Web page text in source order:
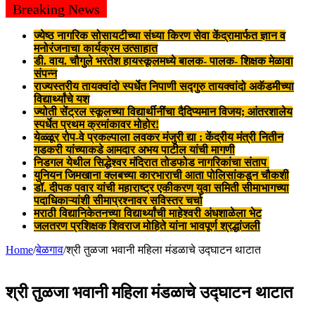
Breaking News
ज्येष्ठ नागरिक सोसायटीच्या संध्या किरण सेवा केंद्रामार्फत ज्ञान व
मनोरंजनाचा कार्यक्रम उत्साहात
डी. वाय. चौगुले भरतेश हायस्कूलमध्ये बालक- पालक- शिक्षक मेळावा
संपन्न
राज्यस्तरीय तायक्वांदो स्पर्धेत निपाणी सद्गुरु तायक्वांदो अकॅडमीच्या
विद्यार्थ्यांचे यश
ज्योती सेंट्रल स्कूलच्या विद्यार्थीनींचा दैदिप्यमान विजय; आंतरशालेय
स्पर्धेत प्रथम क्रमांकावर मोहोर!
येळ्ळूर रोप-वे प्रकल्पाला लवकर मंजुरी द्या : केंद्रीय मंत्री नितीन
गडकरी यांच्याकडे आमदार अभय पाटील यांची मागणी
निडगल येथील सिद्धेश्वर मंदिरात तोडफोड नागरिकांचा संताप
युनियन जिमखाना क्लबच्या कारभाराची आता पोलिसांकडून चौकशी
डॉ. दीपक पवार यांची महाराष्ट्र एकीकरण युवा समिती सीमाभागच्या
पदाधिकाऱ्यांशी सीमाप्रश्नावर सविस्तर चर्चा
मराठी विद्यानिकेतनच्या विद्यार्थ्यांची माहेश्वरी अंधशाळेला भेट
जलतरण प्रशिक्षक शिवराज मोहिते यांना भावपूर्ण श्रद्धांजली
Home/बेळगाव/श्री तुळजा भवानी महिला मंडळाचे उद्घाटन थाटात
श्री तुळजा भवानी महिला मंडळाचे उद्घाटन थाटात